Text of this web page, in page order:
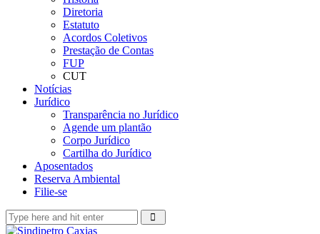
Diretoria
Estatuto
Acordos Coletivos
Prestação de Contas
FUP
CUT
Notícias
Jurídico
Transparência no Jurídico
Agende um plantão
Corpo Jurídico
Cartilha do Jurídico
Aposentados
Reserva Ambiental
Filie-se